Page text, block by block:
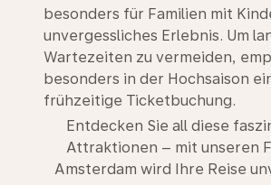
besonders für Familien mit
unvergessliches Erlebnis. Um
Wartezeiten zu vermeiden,
besonders in der Hochsaison
frühzeitige Ticketbuchung.
Entdecken Sie all diese
Attraktionen – mit unseren
Amsterdam wird Ihre Reise